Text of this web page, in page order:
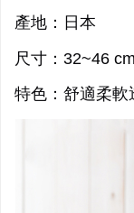
產地：日本
尺寸：32~46 cm
特色： 舒適柔軟